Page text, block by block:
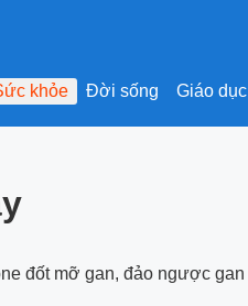
khỏe Đời sống Giáo dục
đốt mỡ gan, đảo ngược